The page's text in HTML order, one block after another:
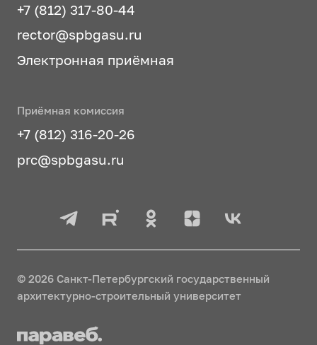
+7 (812) 317-80-44
rector@spbgasu.ru
Электронная приёмная
Приёмная комиссия
+7 (812) 316-20-26
prc@spbgasu.ru
© 2026 Санкт-Петербургский государственный
архитектурно-строительный университет